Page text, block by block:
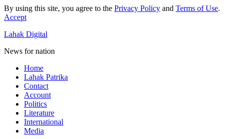
By using this site, you agree to the Privacy Policy and Terms of Use.
Accept
Lahak Digital
News for nation
Home
Lahak Patrika
Contact
Account
Politics
Literature
International
Media